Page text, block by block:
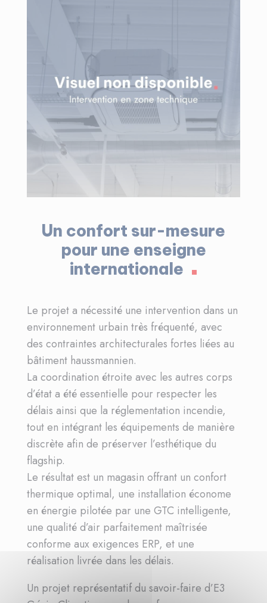
Un confort sur-mesure
pour une enseigne
internationale
Le projet a nécessité une intervention dans un
environnement urbain très fréquenté, avec
des contraintes architecturales fortes liées au
bâtiment haussmannien.
La coordination étroite avec les autres corps
d’état a été essentielle pour respecter les
délais ainsi que la réglementation incendie,
tout en intégrant les équipements de manière
discrète afin de préserver l’esthétique du
flagship.
Le résultat est un magasin offrant un confort
thermique optimal, une installation économe
en énergie pilotée par une GTC intelligente,
une qualité d’air parfaitement maîtrisée
conforme aux exigences ERP, et une
réalisation livrée dans les délais.
Un projet représentatif du savoir-faire d’E3